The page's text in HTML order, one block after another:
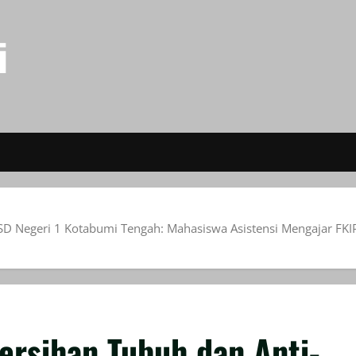
Negeri 1 Kotabumi Tengah: Mahasiswa Asistensi Mengajar